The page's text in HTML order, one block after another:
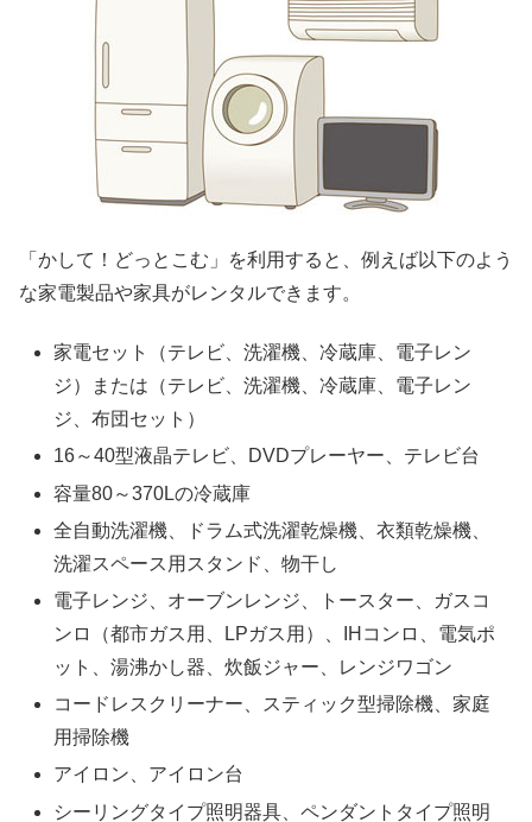
「かして！どっとこむ」を利用すると、例えば以下のよう
な家電製品や家具がレンタルできます。
家電セット（テレビ、洗濯機、冷蔵庫、電子レン
ジ）または（テレビ、洗濯機、冷蔵庫、電子レン
ジ、布団セット）
16～40型液晶テレビ、DVDプレーヤー、テレビ台
容量80～370Lの冷蔵庫
全自動洗濯機、ドラム式洗濯乾燥機、衣類乾燥機、
洗濯スペース用スタンド、物干し
電子レンジ、オーブンレンジ、トースター、ガスコ
ンロ（都市ガス用、LPガス用）、IHコンロ、電気ポ
ット、湯沸かし器、炊飯ジャー、レンジワゴン
コードレスクリーナー、スティック型掃除機、家庭
用掃除機
アイロン、アイロン台
シーリングタイプ照明器具、ペンダントタイプ照明